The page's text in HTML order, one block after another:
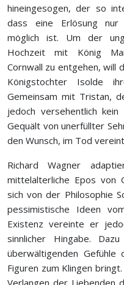
hineingesogen, der so
dass eine Erlösung
möglich ist. Um der
Hochzeit mit König
Cornwall zu entgehen, will
Königstochter Isolde
Gemeinsam mit Tristan,
jedoch versehentlich
Gequält von unerfüllter
den Wunsch, im Tod
Richard Wagner
mittelalterliche Epos von
sich von der Philosophie
pessimistische Ideen
Existenz vereinte er
sinnlicher Hingabe.
überwältigenden Gefühle
Figuren zum Klingen
Verlangen der Liebenden